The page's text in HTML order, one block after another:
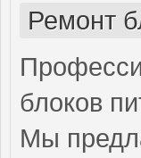
Ремонт
блоков
Мы